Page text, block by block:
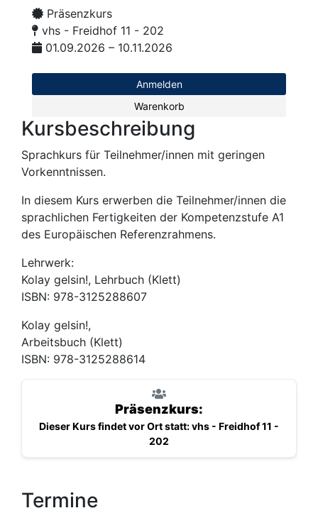
Präsenzkurs
vhs - Freidhof 11 - 202
01.09.2026 – 10.11.2026
Anmelden
Warenkorb
Kursbeschreibung
Sprachkurs für Teilnehmer/innen mit geringen
Vorkenntnissen.
In diesem Kurs erwerben die Teilnehmer/innen die
sprachlichen Fertigkeiten der Kompetenzstufe A1
des Europäischen Referenzrahmens.
Lehrwerk:
Kolay gelsin!, Lehrbuch (Klett)
ISBN: 978-3125288607
Kolay gelsin!,
Arbeitsbuch (Klett)
ISBN: 978-3125288614
Präsenzkurs:
Dieser Kurs findet vor Ort statt: vhs - Freidhof 11 -
202
Termine